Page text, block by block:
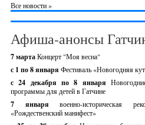
Все новости »
Афиша-анонсы
7 мартаКонцерт "Моя весна"
с 1 по 8 января Фестиваль «Новогодняя
с 24 декабря по 8 января
программы для детей в Гатчине
7 январявоенно-историческая
«Рождественский манифест»